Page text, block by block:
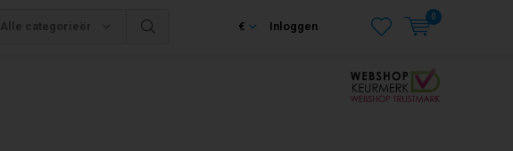
Alle categorieën € Inloggen
0